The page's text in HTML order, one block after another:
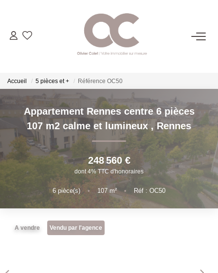
06.14.98.69.34
ACHETER
LOUER
ESTIMER
L'AGENCE
CONTACT
Accueil 5 pièces et + Référence OC50
Appartement Rennes centre 6 pièces
107 m2 calme et lumineux ,Rennes
248 560 €
dont 4% TTC d'honoraires
6 pièce(s) • 107 m² • Réf : OC50
A vendre Vendu par l'agence